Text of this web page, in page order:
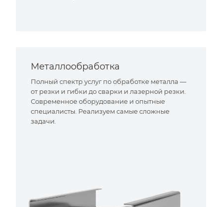
Металлообработка
Полный спектр услуг по обработке металла —
от резки и гибки до сварки и лазерной резки.
Современное оборудование и опытные
специалисты. Реализуем самые сложные
задачи.